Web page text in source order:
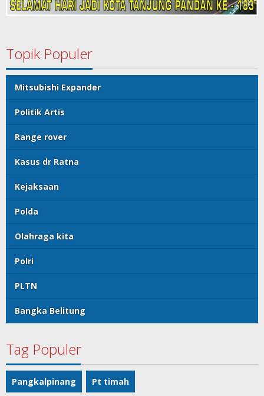
Topik Populer
Mitsubishi Expander
Politik Artis
Range rover
Kasus dr Ratna
Kejaksaan
Polda
Olahraga kita
Polri
PLTN
Bangka Belitung
Tag Populer
Pangkalpinang Pt timah